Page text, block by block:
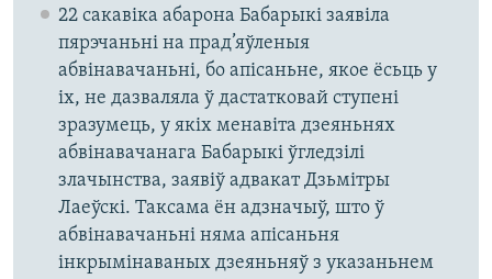
22 сакавіка абарона Бабарыкі заявіла
пярэчаньні на прад’яўленыя
абвінавачаньні, бо апісаньне, якое ёсьць у
іх, не дазваляла ў дастатковай ступені
зразумець, у якіх менавіта дзеяньнях
абвінавачанага Бабарыкі ўгледзілі
злачынства, заявіў адвакат Дзьмітры
Лаеўскі. Таксама ён адзначыў, што ў
абвінавачаньні няма апісаньня
інкрымінаваных дзеяньняў з указаньнем